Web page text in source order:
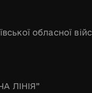
обласної
ЛІНІЯ”